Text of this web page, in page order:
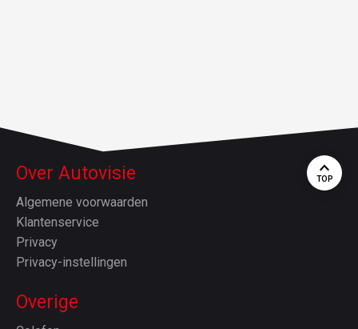
TOP
Over Autovisie
Algemene voorwaarden
Klantenservice
Privacy
Privacy-instellingen
Overige